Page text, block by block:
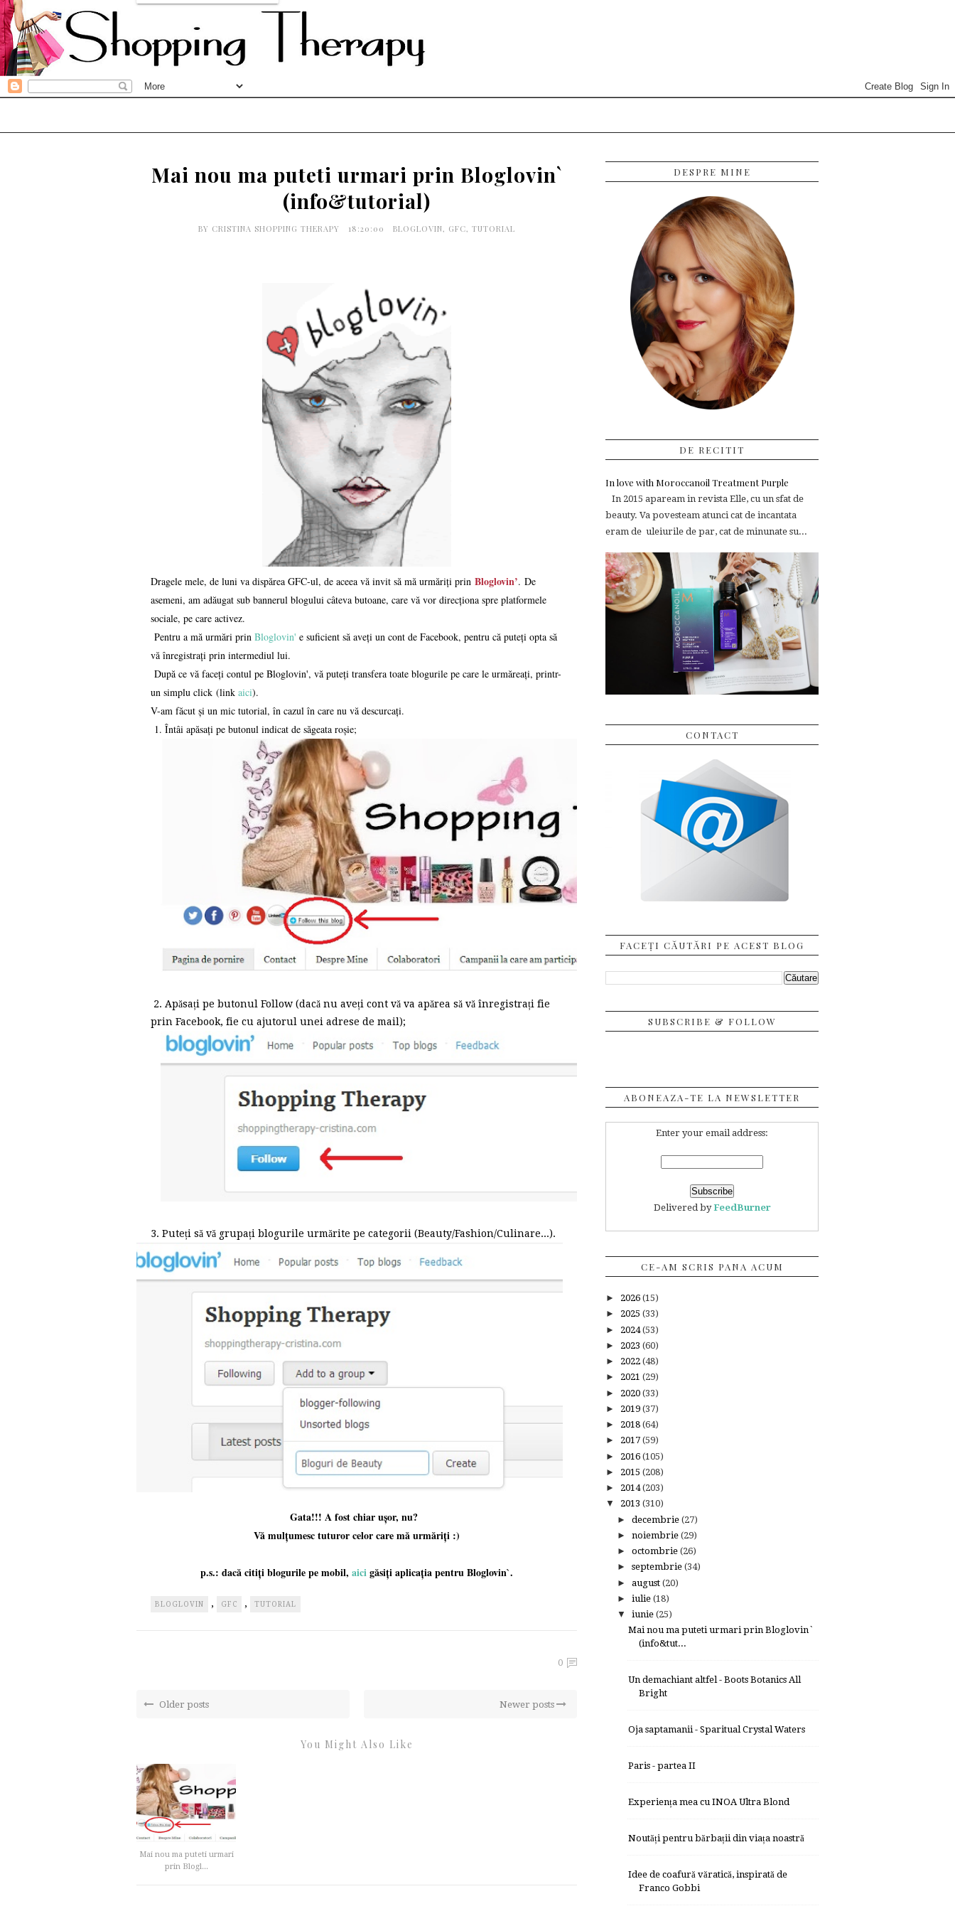
Mai nou ma puteti urmari prin Bloglovin`
(info&tutorial)
BY CRISTINA SHOPPING THERAPY 18:20:00 BLOGLOVIN, GFC, TUTORIAL
Dragele mele, de luni va dispărea GFC-ul, de aceea vă invit să mă urmăriți prin Bloglovin’. De
asemeni, am adăugat sub bannerul blogului câteva butoane, care vă vor direcționa spre platformele
sociale, pe care activez.
Pentru a mă urmări prin Bloglovin' e suficient să aveți un cont de Facebook, pentru că puteți opta să
vă înregistrați prin intermediul lui.
După ce vă faceți contul pe Bloglovin', vă puteți transfera toate blogurile pe care le urmăreați, printr-
un simplu click (link aici).
V-am făcut și un mic tutorial, în cazul în care nu vă descurcați.
1. Întâi apăsați pe butonul indicat de săgeata roșie;
2. Apăsați pe butonul Follow (dacă nu aveți cont vă va apărea să vă înregistrați fie
prin Facebook, fie cu ajutorul unei adrese de mail);
3. Puteți să vă grupați blogurile urmărite pe categorii (Beauty/Fashion/Culinare...).
Gata!!! A fost chiar ușor, nu?
Vă mulțumesc tuturor celor care mă urmăriți :)
p.s.: dacă citiți blogurile pe mobil, aicigăsiți aplicația pentru Bloglovin`.
BLOGLOVIN , GFC , TUTORIAL
0
Older posts Newer posts
You Might Also Like
Mai nou ma puteti urmari
prin Blogl...
DESPRE MINE
DE RECITIT
In love with Moroccanoil Treatment Purple
In 2015 apaream in revista Elle, cu un sfat de
beauty. Va povesteam atunci cat de incantata
eram de uleiurile de par, cat de minunate su...
CONTACT
FACEȚI CĂUTĂRI PE ACEST BLOG
SUBSCRIBE & FOLLOW
ABONEAZA-TE LA NEWSLETTER
Enter your email address:
Delivered byFeedBurner
CE-AM SCRIS PANA ACUM
► 2026 (15)
► 2025 (33)
► 2024(53)
► 2023 (60)
► 2022 (48)
► 2021 (29)
► 2020 (33)
► 2019 (37)
► 2018 (64)
► 2017 (59)
► 2016 (105)
► 2015 (208)
► 2014(203)
▼ 2013 (310)
► decembrie (27)
► noiembrie (29)
► octombrie (26)
► septembrie (34)
► august (20)
► iulie (18)
▼ iunie (25)
Mai nou ma puteti urmari prin Bloglovin`
(info&tut...
Un demachiant altfel - Boots Botanics All
Bright
Oja saptamanii - Sparitual Crystal Waters
Paris - partea II
Experiența mea cu INOA Ultra Blond
Noutăți pentru bărbații din viața noastră
Idee de coafură văratică, inspirată de
Franco Gobbi